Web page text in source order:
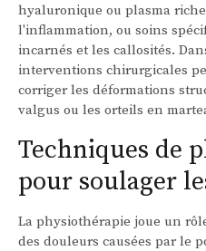
hyaluronique ou plasma
l'inflammation, ou soins
incarnés et les callosités.
interventions chirurgicales
corriger les déformations
valgus ou les orteils en
Techniques de
pour soulager
La physiothérapie joue un
des douleurs causées par le